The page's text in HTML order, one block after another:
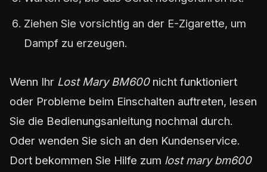
Ziehen Sie vorsichtig an der E-Zigarette, um
Dampf zu erzeugen.
Wenn Ihr Lost Mary BM600nicht funktioniert
oder Probleme beim Einschalten auftreten, lesen
Sie die Bedienungsanleitung nochmal durch.
Oder wenden Sie sich an den Kundenservice.
Dort bekommen Sie Hilfe zum lost mary bm600